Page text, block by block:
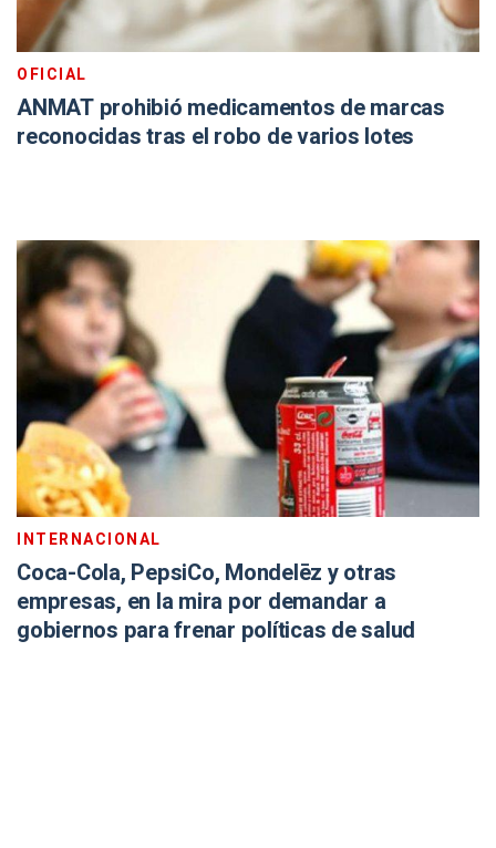
OFICIAL
ANMAT prohibió medicamentos de marcas
reconocidas tras el robo de varios lotes
INTERNACIONAL
Coca-Cola, PepsiCo, Mondelēz y otras
empresas, en la mira por demandar a
gobiernos para frenar políticas de salud